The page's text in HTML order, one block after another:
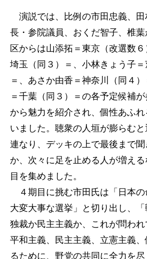
演説では、比例の市田忠義、田
長・参院議員、おくだ智子、椎
区からは山添拓＝東京（改選数
埼玉（同３）＝、小林きょう子＝
＝、あさか由香＝神奈川（同４
＝千葉（同３）＝の各予定候補
から魅力を紹介され、個性あふ
いました。聴衆の人垣が膨らむ
連なり、デッキの上で最後まで
か、次々に足を止める人が増え
目を集めました。
４期目に挑む市田氏は「日本の
大変大事な選挙」と切り出し、「
独裁か民主主義か、これが問わ
平和主義、民主主義、立憲主義
るために、野党の共同に全力を